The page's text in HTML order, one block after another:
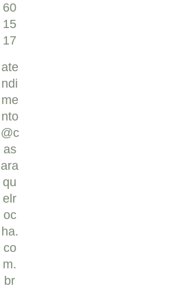
60
15
17
ate
ndi
me
nto
@c
as
ara
qu
elr
oc
ha.
co
m.
br